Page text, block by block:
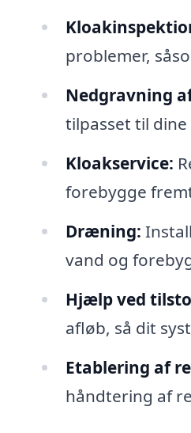
problemer,
Nedgravning
tilpasset til
Kloakservice:
forebygge
Dræning:
vand og
Hjælp ved
afløb, så dit
Etablering af
håndtering af